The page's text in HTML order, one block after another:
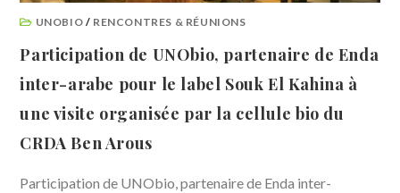
UNOBIO / RENCONTRES & RÉUNIONS
Participation de UNObio, partenaire de Enda
inter-arabe pour le label Souk El Kahina à
une visite organisée par la cellule bio du
CRDA Ben Arous
Participation de UNObio, partenaire de Enda inter-